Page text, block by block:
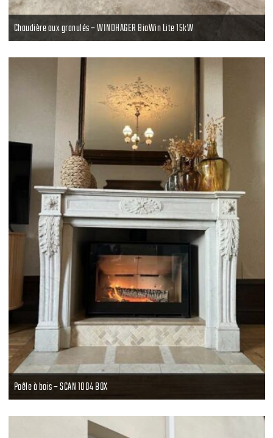
Chaudière aux granulés – WINDHAGER BioWin Lite 15kW
Poêle à bois – SCAN 1004 BOX